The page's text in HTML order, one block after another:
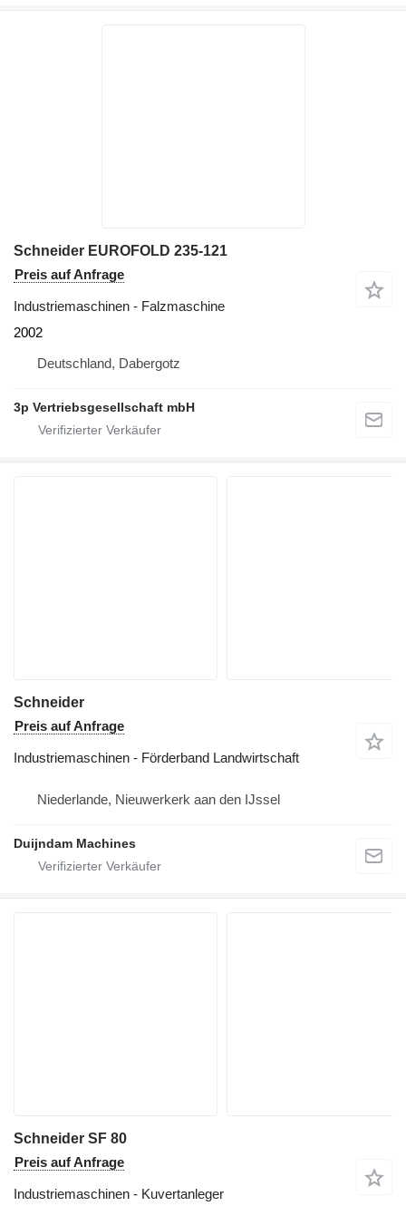
Schneider EUROFOLD 235-121
Preis auf Anfrage
Industriemaschinen - Falzmaschine
2002
Deutschland, Dabergotz
3p Vertriebsgesellschaft mbH
Schneider
Preis auf Anfrage
Industriemaschinen - Förderband Landwirtschaft
Niederlande, Nieuwerkerk aan den IJssel
Duijndam Machines
Schneider SF 80
Preis auf Anfrage
Industriemaschinen - Kuvertanleger